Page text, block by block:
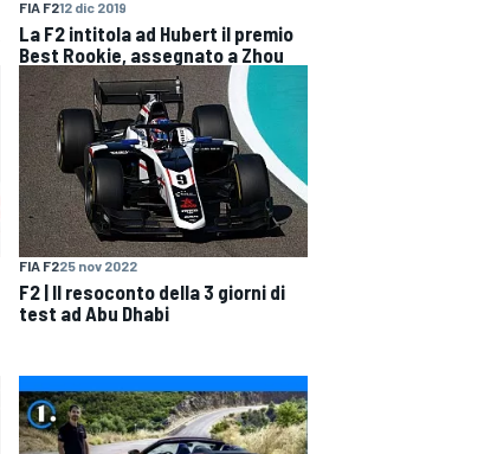
FIA F212 dic 2019
La F2 intitola ad Hubert il premio
Best Rookie, assegnato a Zhou
FIA F225 nov 2022
F2 | Il resoconto della 3 giorni di
test ad Abu Dhabi